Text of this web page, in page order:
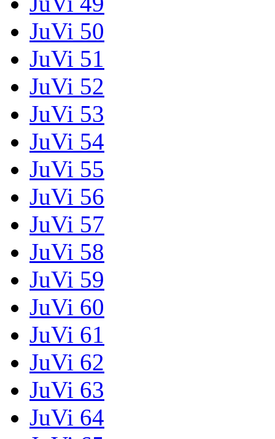
JuVi 50
JuVi 51
JuVi 52
JuVi 53
JuVi 54
JuVi 55
JuVi 56
JuVi 57
JuVi 58
JuVi 59
JuVi 60
JuVi 61
JuVi 62
JuVi 63
JuVi 64